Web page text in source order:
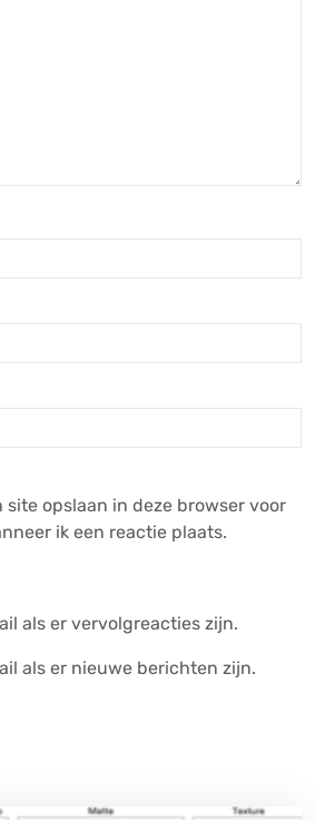
site opslaan in deze browser voor
ik een reactie plaats.
als er vervolgreacties zijn.
als er nieuwe berichten zijn.